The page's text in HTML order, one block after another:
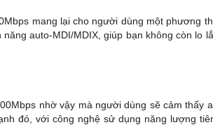
mang lại cho người dùng một phương
auto-MDI/MDIX, giúp bạn không còn lo
nhờ vậy mà người dùng sẽ cảm thấy
đó, với công nghệ sử dụng năng lượng